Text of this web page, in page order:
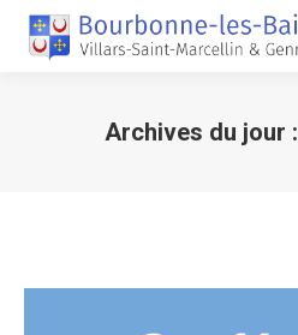
Archives du jour :